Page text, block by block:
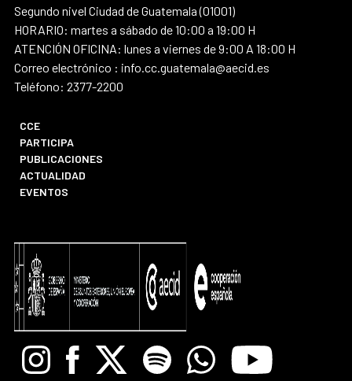
Segundo nivel Ciudad de Guatemala (01001)
HORARIO: martes a sábado de 10:00 a 19:00 H
ATENCIÓN OFICINA: lunes a viernes de 9:00 A 18:00 H
Correo electrónico : info.cc.guatemala@aecid.es
Teléfono: 2377-2200
CCE
PARTICIPA
PUBLICACIONES
ACTUALIDAD
EVENTOS
InstagramFacebook
X Spotify WhatsappYoutube